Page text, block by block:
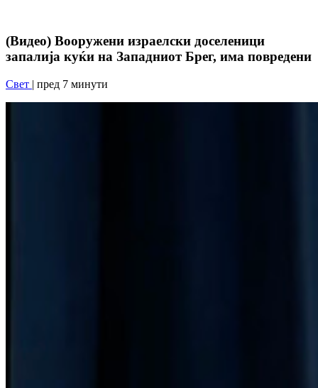
(Видео) Вооружени израелски доселеници
запалија куќи на Западниот Брег, има повредени
Свет | пред 7 минути